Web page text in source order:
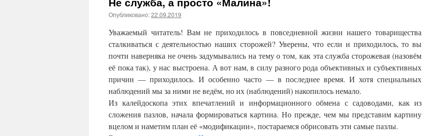
Опубликовано:22.09.2019
Уважаемый читатель! Вам не приходилось в повседневной жизни нашего товарищества
сталкиваться с деятельностью наших сторожей? Уверены, что если и приходилось, то вы
почти наверняка не очень задумывались на тему о том, как эта служба сторожевая (назовём
её пока так), у нас выстроена. А вот нам, в силу разного рода объективных и субъективных
причин — приходилось. И особенно часто — в последнее время. И хотя специальных
наблюдений мы за ними не ведём, но их (наблюдений) накопилось немало.
Из калейдоскопа этих впечатлений и информационного обмена с садоводами, как из
сложения пазлов, начала формироваться картина. Но прежде, чем мы представим картину
вцелом и наметим план её «модификации», постараемся обрисовать эти самые пазлы.